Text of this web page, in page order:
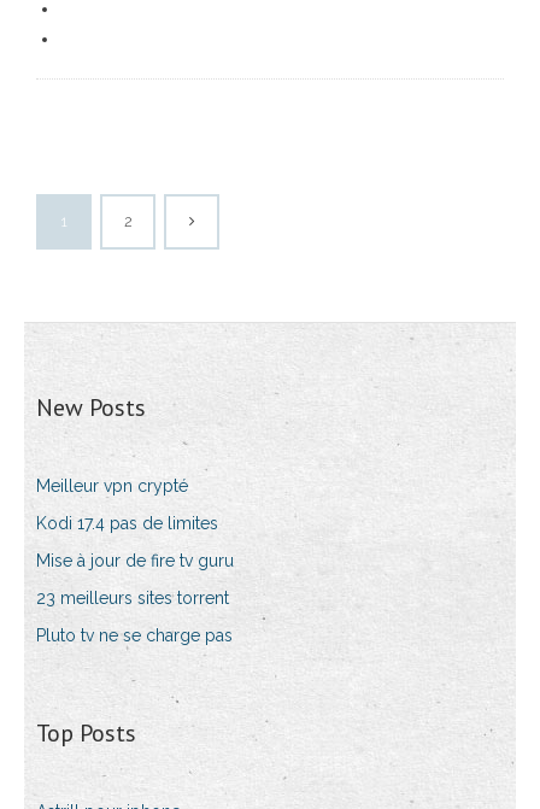
1 2
New Posts
Meilleur vpn crypté
Kodi 17.4 pas de limites
Mise à jour de fire tv guru
23 meilleurs sites torrent
Pluto tv ne se charge pas
Top Posts